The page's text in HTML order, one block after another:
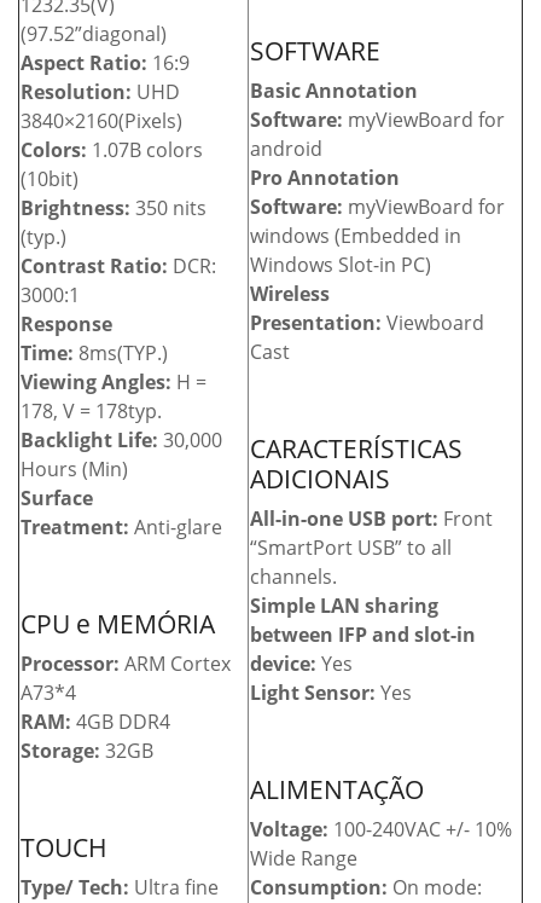
(97.52”diagonal)
Aspect Ratio: 16:9
Resolution: UHD
3840×2160(Pixels)
Colors: 1.07B colors
(10bit)
Brightness: 350 nits
(typ.)
Contrast Ratio: DCR:
3000:1
Response
Time: 8ms(TYP.)
Viewing Angles: H =
178, V = 178typ.
Backlight Life: 30,000
Hours (Min)
Surface
Treatment: Anti-glare
CPU e MEMÓRIA
Processor: ARM Cortex
A73*4
RAM: 4GB DDR4
Storage: 32GB
TOUCH
Type/ Tech: Ultra fine
SOFTWARE
Basic Annotation
Software: myViewBoard for
android
Pro Annotation
Software: myViewBoard for
windows (Embedded in
Windows Slot-in PC)
Wireless
Presentation: Viewboard
Cast
CARACTERÍSTICAS
ADICIONAIS
All-in-one USB port: Front
“SmartPort USB” to all
channels.
Simple LAN sharing
between IFP and slot-in
device: Yes
Light Sensor: Yes
ALIMENTAÇÃO
Voltage: 100-240VAC +/- 10%
Wide Range
Consumption: On mode: